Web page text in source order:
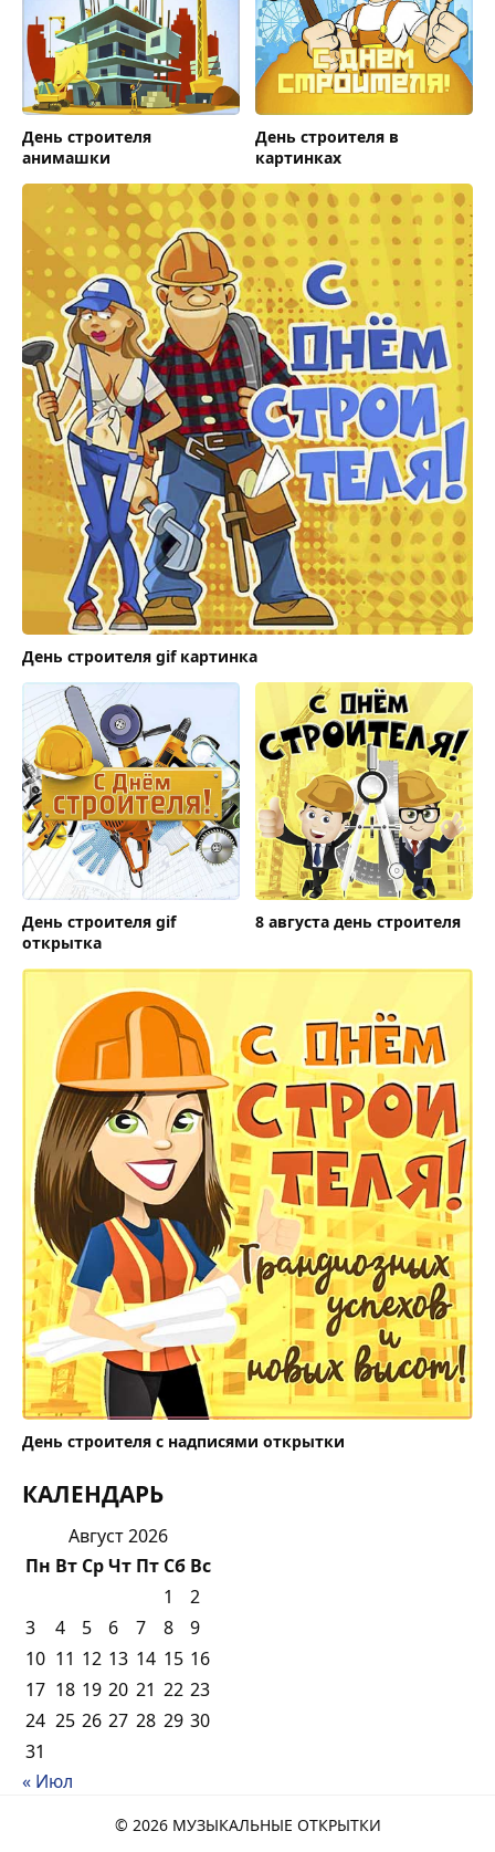
День строителя
анимашки
День строителя в
картинках
День строителя gif картинка
День строителя gif
открытка
8 августа день строителя
День строителя с надписями открытки
КАЛЕНДАРЬ
Август 2026
Пн Вт СрЧт Пт Сб Вс
1
2
3
4 5 6 7 8
9
10 11 12 13 14 15 16
17 18 19 20 21 22 23
24 25 26 27 28 29 30
31
« Июл
© 2026 МУЗЫКАЛЬНЫЕ ОТКРЫТКИ